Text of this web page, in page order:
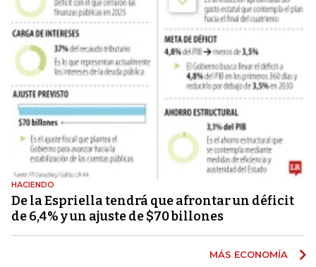
HACIENDO
De la Espriella tendrá que afrontar un déficit
de 6,4% y un ajuste de $70 billones
MÁS ECONOMÍA